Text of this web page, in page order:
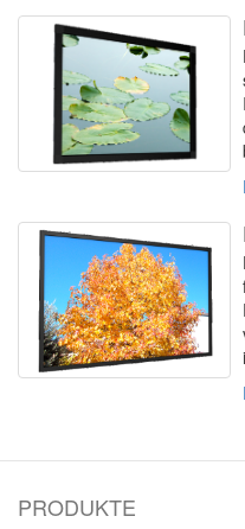
PRODUKTE